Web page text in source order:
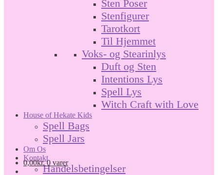
Sten Poser
Stenfigurer
Tarotkort
Til Hjemmet
Voks- og Stearinlys
Duft og Sten
Intentions Lys
Spell Lys
Witch Craft with Love
House of Hekate Kids
Spell Bags
Spell Jars
Om Os
Kontakt
Handelsbetingelser
0,00kr. 0 varer